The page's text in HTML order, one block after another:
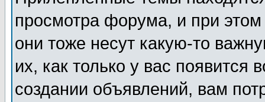
просмотра форума, и при
они тоже несут какую-то
их, как только у вас появится
создании объявлений, вам